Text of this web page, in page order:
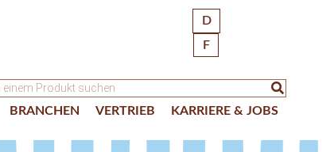
D
F
BRANCHEN VERTRIEB KARRIERE & JOBS